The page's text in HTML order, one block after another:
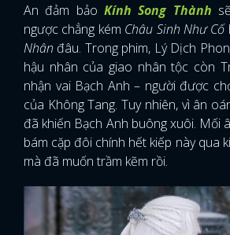
An đảm bảo Kính Song Thành
ngược chẳng kém Châu Sinh Như Cố
Nhân đâu. Trong phim, Lý Dịch
hậu nhân của giao nhân tộc còn
nhận vai Bạch Anh – người được
của Không Tang. Tuy nhiên, vì ân
đã khiến Bạch Anh buông xuôi. Mối
bám cặp đôi chính hết kiếp này qua
mà đã muốn trầm kẽm rồi.